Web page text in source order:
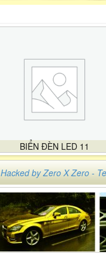
BIỂN ĐÈN LED 11
Hacked by Zero X Zero -